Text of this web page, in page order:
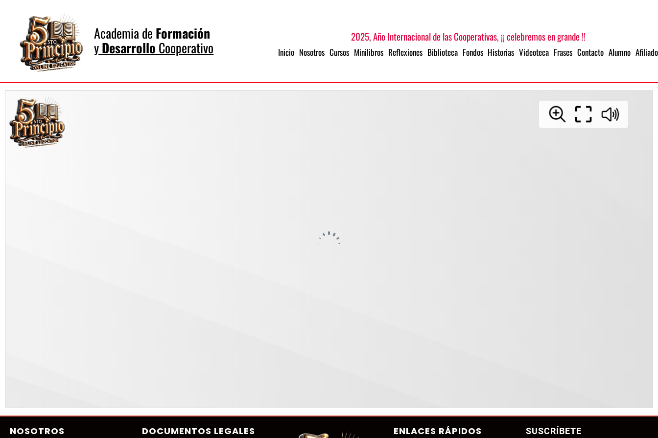
Academia de Formación
yDesarrollo Cooperativo
2025, Año Internacional de las Cooperativas, ¡¡ celebremos en grande !!
Inicio Nosotros Cursos Minilibros Reflexiones Biblioteca Fondos Historias Videoteca Frases Contacto Alumno Afiliado
NOSOTROS DOCUMENTOS LEGALES ENLACES RÁPIDOS SUSCRÍBETE